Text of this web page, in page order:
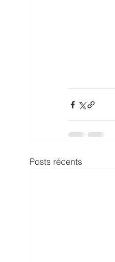
Posts récents